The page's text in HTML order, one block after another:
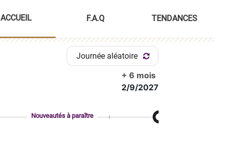
ACCUEIL F.A.Q TENDANCES
Journée aléatoire
+ 6 mois
2/9/2027
Nouveautés à paraître